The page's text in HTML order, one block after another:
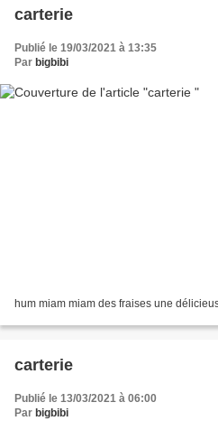
carterie
Publié le 19/03/2021 à 13:35
Par bigbibi
hum miam miam des fraises une
carterie
Publié le 13/03/2021 à 06:00
Par bigbibi